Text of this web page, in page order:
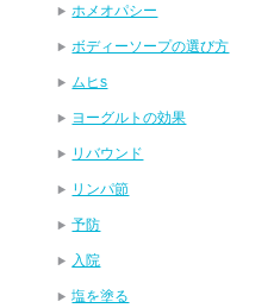
ホメオパシー
ボディーソープの選び方
ムヒs
ヨーグルトの効果
リバウンド
リンパ節
予防
入院
塩を塗る